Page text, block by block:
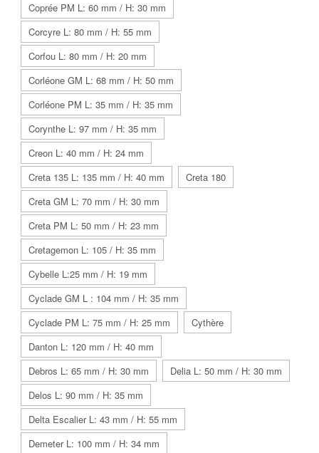
Coprée PM L: 60 mm / H: 30 mm
Corcyre L: 80 mm / H: 55 mm
Corfou L: 80 mm / H: 20 mm
Corléone GM L: 68 mm / H: 50 mm
Corléone PM L: 35 mm / H: 35 mm
Corynthe L: 97 mm / H: 35 mm
Creon L: 40 mm / H: 24 mm
Creta 135 L: 135 mm / H: 40 mm
Creta 180
Creta GM L: 70 mm / H: 30 mm
Creta PM L: 50 mm / H: 23 mm
Cretagemon L: 105 / H: 35 mm
Cybelle L:25 mm / H: 19 mm
Cyclade GM L : 104 mm / H: 35 mm
Cyclade PM L: 75 mm / H: 25 mm
Cythère
Danton L: 120 mm / H: 40 mm
Debros L: 65 mm / H: 30 mm
Delia L: 50 mm / H: 30 mm
Delos L: 90 mm / H: 35 mm
Delta Escalier L: 43 mm / H: 55 mm
Demeter L: 100 mm / H: 34 mm